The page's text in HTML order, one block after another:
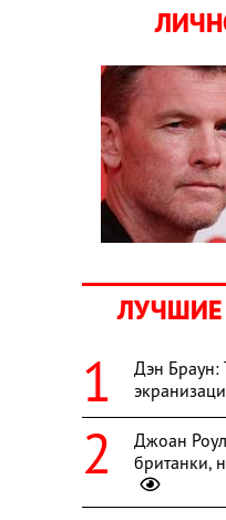
Дэн
Джоан
британки,